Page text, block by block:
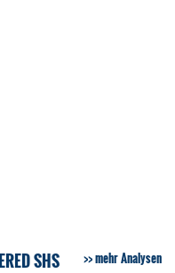
SHS mehr Analysen